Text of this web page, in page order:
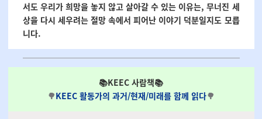
서도 우리가 희망을 놓지 않고 살아갈 수 있는 이유는,무너진 세
상을 다시 세우려는 절망 속에서 피어난 이야기 덕분일지도 모릅
니다.
📚KEEC 사람책📚
🌳KEEC 활동가의 과거/현재/미래를 함께 읽다🌳